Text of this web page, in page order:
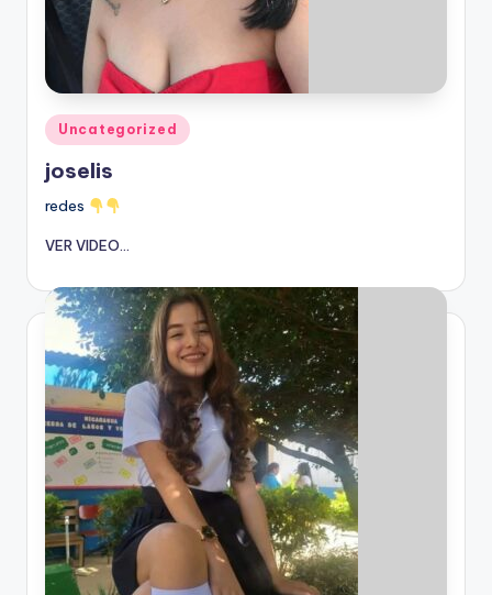
Publicado
en
Uncategorized
joselis
redes
VER VIDEO...